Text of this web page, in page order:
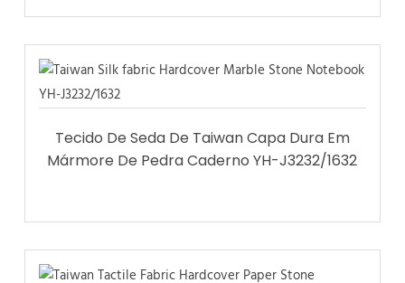
Tecido De Seda De Taiwan Capa Dura Em
Mármore De Pedra Caderno YH-J3232/1632